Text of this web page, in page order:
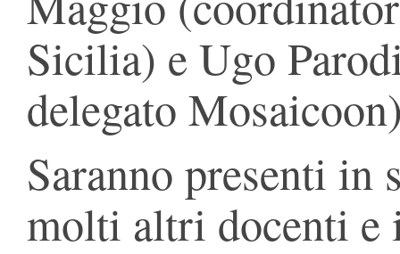
Sicilia) e Ugo
delegato
Saranno presenti in
molti altri docenti e